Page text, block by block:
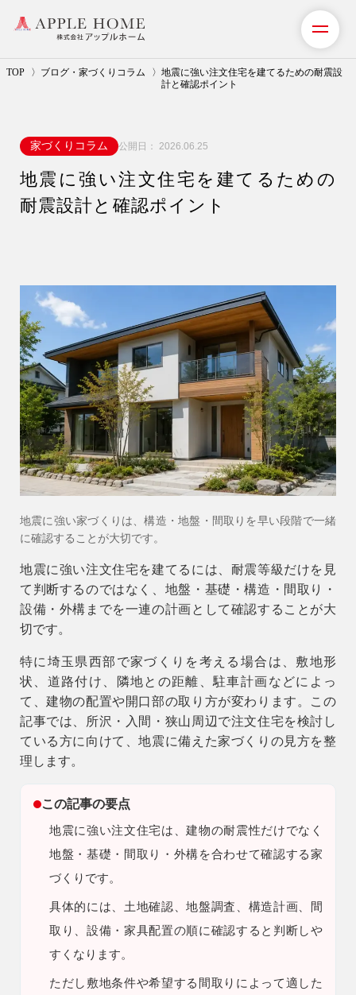
TOP ブログ・家づくりコラム
地震に強い注文住宅を建てるための耐震設
計と確認ポイント
家づくりコラム 公開日： 2026.06.25
地震に強い注文住宅を建てるための
耐震設計と確認ポイント
地震に強い家づくりは、構造・地盤・間取りを早い段階で一緒
に確認することが大切です。
地震に強い注文住宅を建てるには、耐震等級だけを見
て判断するのではなく、地盤・基礎・構造・間取り・
設備・外構までを一連の計画として確認することが大
切です。
特に埼玉県西部で家づくりを考える場合は、敷地形
状、道路付け、隣地との距離、駐車計画などによっ
て、建物の配置や開口部の取り方が変わります。この
記事では、所沢・入間・狭山周辺で注文住宅を検討し
ている方に向けて、地震に備えた家づくりの見方を整
理します。
この記事の要点
地震に強い注文住宅は、建物の耐震性だけでなく
地盤・基礎・間取り・外構を合わせて確認する家
づくりです。
具体的には、土地確認、地盤調査、構造計画、間
取り、設備・家具配置の順に確認すると判断しや
すくなります。
ただし 敷地条件や希望する間取りによって適した
事業紹介（注文住宅）
リフォーム・リノベーション
ショールーム・モデルハウス
施工事例・お客様の声
会社情報
会社概要
スタッフ紹介
お知らせ
イベント
営業時間 9時〜18時
注文住宅
0120-70-1212
リフォーム
0120-37-7611
アフターメンテナンス
営業時間 9時〜17時（定休／水曜日）
04-2950-7171